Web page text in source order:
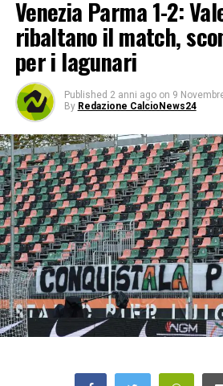
Venezia Parma 1-2:
ribaltano il match,
per i lagunari
Published 2 anni ago on 9
By Redazione CalcioNews24